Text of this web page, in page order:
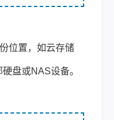
位置，如云存储
盘或NAS设备。